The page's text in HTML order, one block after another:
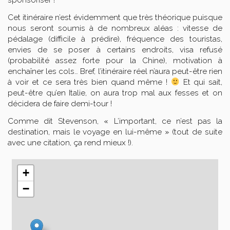
Cet itinéraire n’est évidemment que très théorique puisque
nous seront soumis à de nombreux aléas : vitesse de
pédalage (difficile à prédire), fréquence des touristas,
envies de se poser à certains endroits, visa refusé
(probabilité assez forte pour la Chine), motivation à
enchaîner les cols… Bref, l’itinéraire réel n’aura peut-être rien
à voir et ce sera très bien quand même !
Et qui sait,
peut-être qu’en Italie, on aura trop mal aux fesses et on
décidera de faire demi-tour !
Comme dit Stevenson, « L’important, ce n’est pas la
destination, mais le voyage en lui-même » (tout de suite
avec une citation, ça rend mieux !).